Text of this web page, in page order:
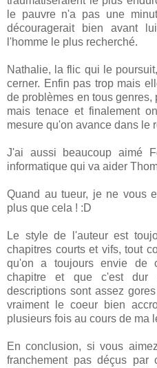
le pauvre n'a pas une
découragerait bien avant
l'homme le plus recherché.
Nathalie, la flic qui le
cerner. Enfin pas trop mais
de problèmes en tous genres,
mais tenace et finalement
mesure qu'on avance dans le
J'ai aussi beaucoup aimé
informatique qui va aider
Quand au tueur, je ne vous
plus que cela ! :D
Le style de l'auteur est
chapitres courts et vifs, tout
qu'on a toujours envie de
chapitre et que c'est dur
descriptions sont assez
vraiment le coeur bien
plusieurs fois au cours de ma
En conclusion, si vous
franchement pas déçus par